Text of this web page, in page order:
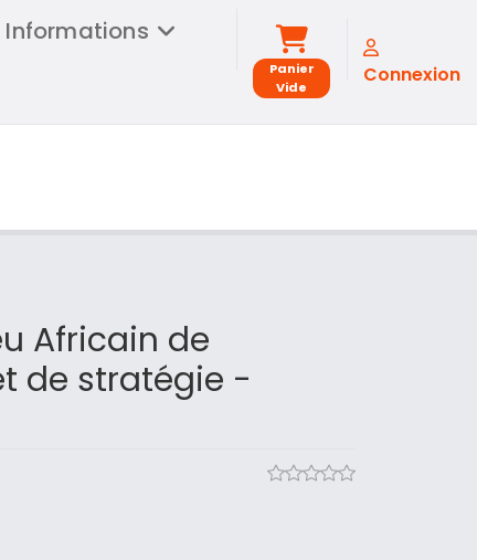
Informations
Panier
Vide
Connexion
Africain de
de stratégie -